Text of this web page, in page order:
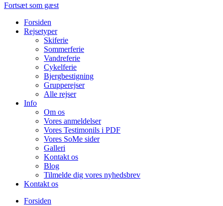
Fortsæt som gæst
Forsiden
Rejsetyper
Skiferie
Sommerferie
Vandreferie
Cykelferie
Bjergbestigning
Grupperejser
Alle rejser
Info
Om os
Vores anmeldelser
Vores Testimonils i PDF
Vores SoMe sider
Galleri
Kontakt os
Blog
Tilmelde dig vores nyhedsbrev
Kontakt os
Forsiden